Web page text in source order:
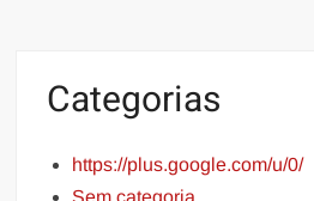
Categorias
https://plus.google.com/u/0/
Sem categoria